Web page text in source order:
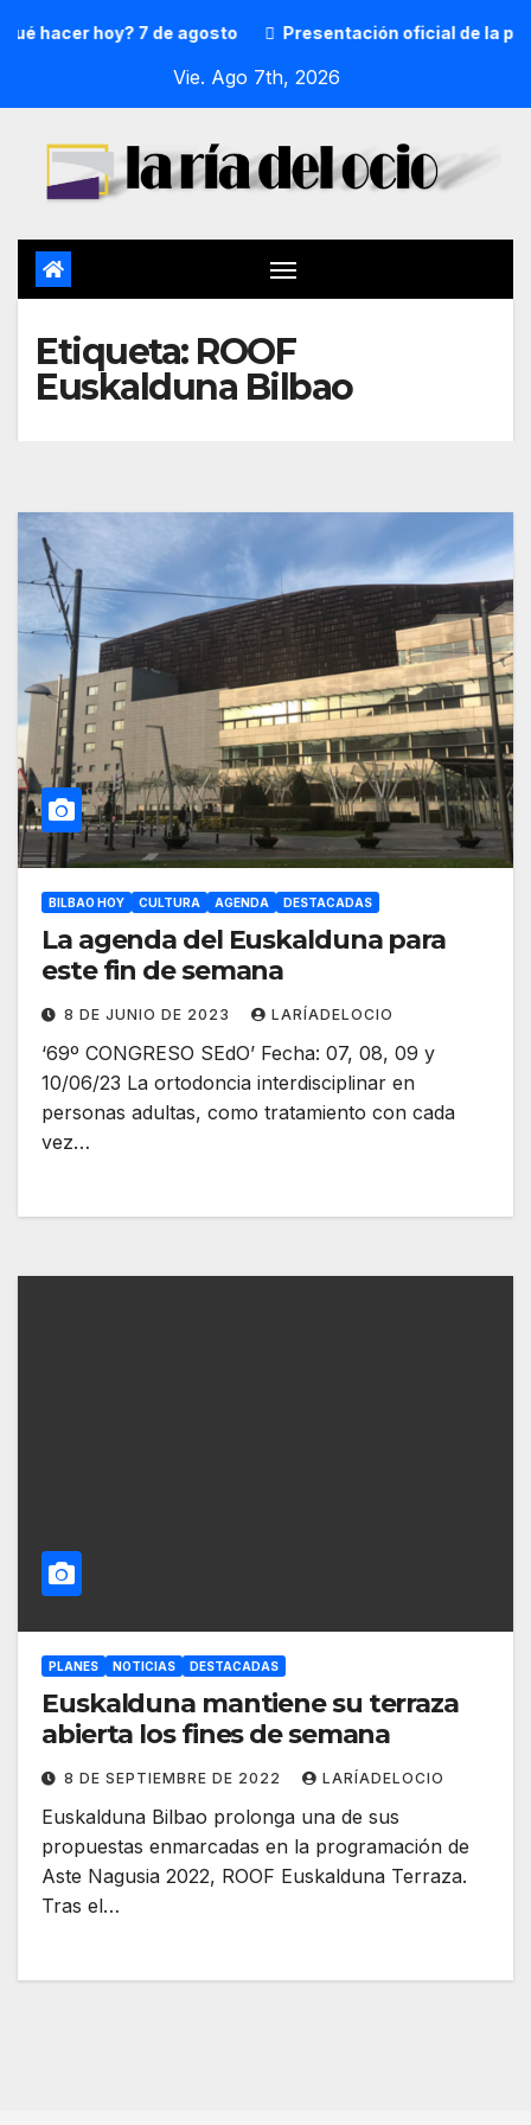
hacer hoy? 7 de agosto Presentación oficial de la
Vie. Ago 7th, 2026
Etiqueta: ROOF
Euskalduna Bilbao
BILBAO HOY CULTURA AGENDA DESTACADAS
La agenda del Euskalduna para
este fin de semana
8 DE JUNIO DE 2023 LARÍADELOCIO
‘69º CONGRESO SEdO’ Fecha: 07, 08, 09 y
10/06/23 La ortodoncia interdisciplinar en
personas adultas, como tratamiento con cada
vez…
PLANES NOTICIAS DESTACADAS
Euskalduna mantiene su terraza
abierta los fines de semana
8 DE SEPTIEMBRE DE 2022 LARÍADELOCIO
Euskalduna Bilbao prolonga una de sus
propuestas enmarcadas en la programación de
Aste Nagusia 2022, ROOF Euskalduna Terraza.
Tras el…